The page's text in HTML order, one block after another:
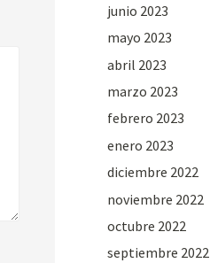
junio 2023
mayo 2023
abril 2023
marzo 2023
febrero 2023
enero 2023
diciembre 2022
noviembre 2022
octubre 2022
septiembre 2022